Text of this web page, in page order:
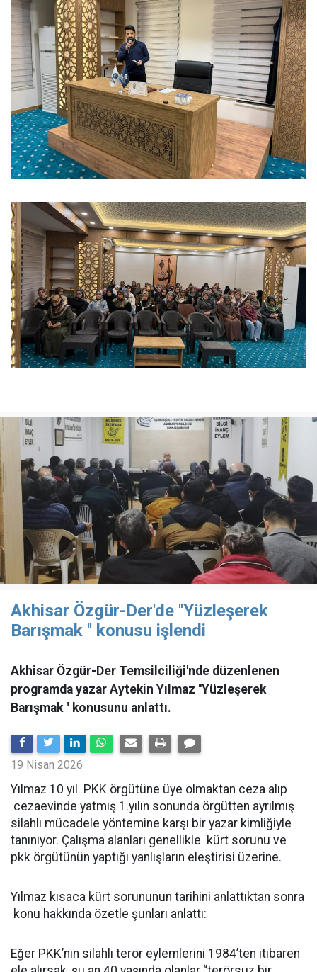
Akhisar Özgür-Der'de ''Yüzleşerek
Barışmak '' konusu işlendi
Akhisar Özgür-Der Temsilciliği'nde düzenlenen
programda yazar Aytekin Yılmaz ''Yüzleşerek
Barışmak '' konusunu anlattı.
19 Nisan 2026
Yılmaz 10 yıl PKK örgütüne üye olmaktan ceza alıp
cezaevinde yatmış 1.yılın sonunda örgütten ayrılmış
silahlı mücadele yöntemine karşı bir yazar kimliğiyle
tanınıyor. Çalışma alanları genellikle kürt sorunu ve
pkk örgütünün yaptığı yanlışların eleştirisi üzerine.
Yılmaz kısaca kürt sorununun tarihini anlattıktan sonra
konu hakkında özetle şunları anlattı:
Eğer PKK’nin silahlı terör eylemlerini 1984’ten itibaren